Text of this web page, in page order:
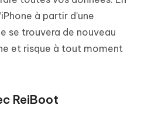
à partir d’une
se trouvera de nouveau
et risque à tout moment
ReiBoot